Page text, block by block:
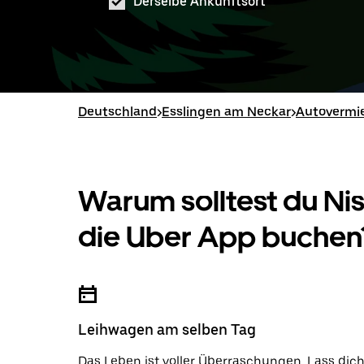
Deutschland>Esslingen am Neckar>
Warum solltest du
die Uber App
Leihwagen am selben Tag